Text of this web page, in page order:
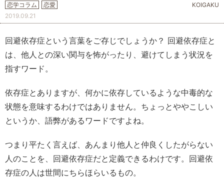
恋学コラム 恋愛
KOIGAKU
2019.09.21
回避依存症という言葉をご存じでしょうか？ 回避依存症と
は、他人との深い関与を怖がったり、避けてしまう状況を
指すワード。
依存症とありますが、何かに依存しているような中毒的な
状態を意味するわけではありません。ちょっとややこしい
というか、語弊があるワードですよね。
つまり平たく言えば、あんまり他人と仲良くしたがらない
人のことを、回避依存症だと定義できるわけです。回避依
存症の人は世間にちらほらいるもの。